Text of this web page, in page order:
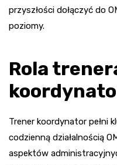
przyszłości dołączyć do
poziomy.
Rola
Trener koordynator pełni
codzienną działalnością
aspektów